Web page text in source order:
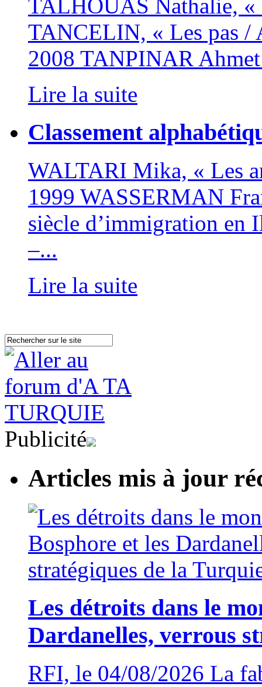
TALHOUAS Nathalie, «
TANCELIN, « Les pas /
2008 TANPINAR
Lire la suite
Classement
WALTARI Mika, « Les
1999 WASSERMAN
siècle d’immigration en
–...
Lire la suite
Publicité
Articles mis à jour
Les détroits dans le
Dardanelles, verrous
RFI, le 04/08/2026 La